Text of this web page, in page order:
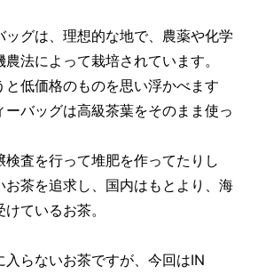
ッグは、理想的な地で、農薬や化学
法によって栽培されています。
と低価格のものを思い浮かべます
ーバッグは高級茶葉をそのまま使っ
査を行って堆肥を作ってたりし
お茶を追求し、国内はもとより、海
ているお茶。
入らないお茶ですが、今回はIN